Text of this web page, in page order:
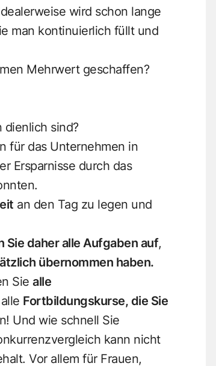
wird schon lange
man kontinuierlich füllt und
Mehrwert geschaffen?
dienlich sind?
für das Unternehmen in
Ersparnisse durch das
an den Tag zu legen und
Sie daher alle Aufgaben auf,
übernommen haben.
Sie alle
Fortbildungskurse, die Sie
Und wie schnell Sie
kann nicht
Vor allem für Frauen,